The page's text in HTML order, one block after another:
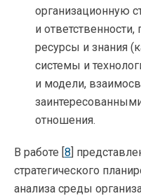
организационную
и ответственности,
ресурсы и знания
системы и
и модели,
отношения.
В работе [8]
стратегического
анализа среды